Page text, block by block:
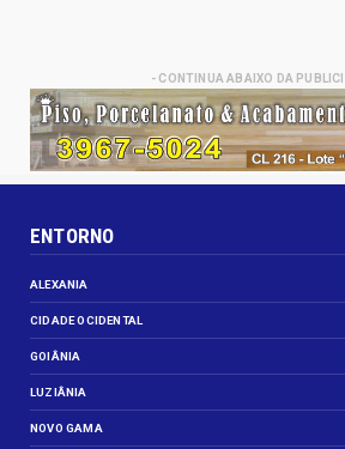
- CONTINUA ABAIXO DA
ENTORNO
ALEXANIA
CIDADE OCIDENTAL
GOIÂNIA
LUZIÂNIA
NOVO GAMA